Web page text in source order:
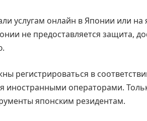
услугам онлайн в Японии или на
не предоставляется защита,
регистрироваться в
иностранными операторами.
японским резидентам.